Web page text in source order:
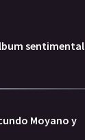
sentimental
Moyano y